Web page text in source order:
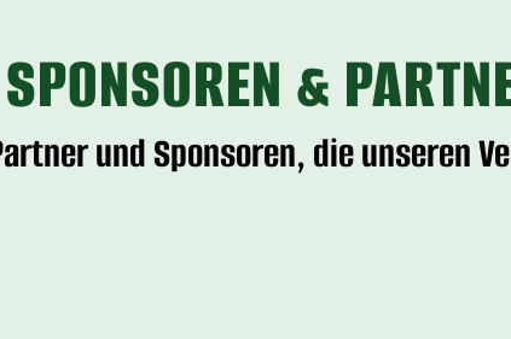
SPONSOREN &
und Sponsoren, die unseren